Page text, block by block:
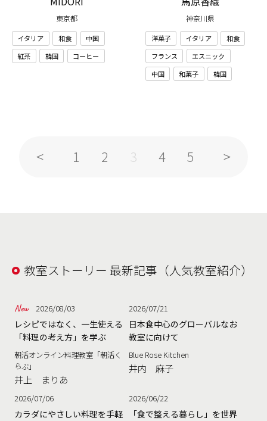
東京都
イタリア 和食
中国
紅茶
韓国 コーヒー
神奈川県
洋菓子 イタリア
和食
フランス
エスニック
中国
和菓子 韓国
1 2 3 4 5
教室ストーリー 最新記事（人気教室紹介）
2026/08/03
レシピではなく、一生使える
「料理の考え方」を学ぶ
朝活オンライン料理教室「朝活く
らぶ」
井上 まりあ
2026/07/21
日本食中心のグローバルなお
教室に向けて
Blue Rose Kitchen
井内 麻子
2026/07/06
カラダにやさしい料理を手軽
2026/06/22
「食で整える暮らし」を世界